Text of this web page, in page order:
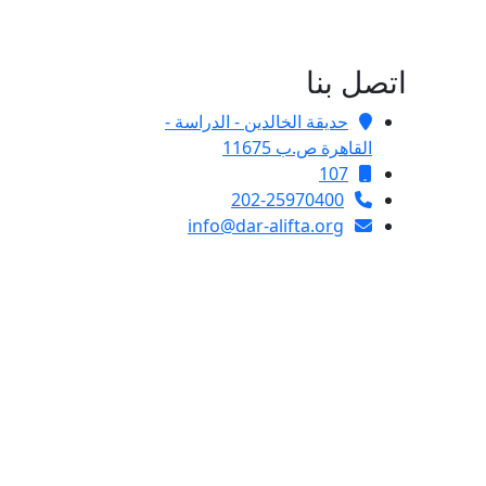
اتصل بنا
حديقة الخالدين - الدراسة -
القاهرة ص.ب 11675
107
202-25970400
info@dar-alifta.org